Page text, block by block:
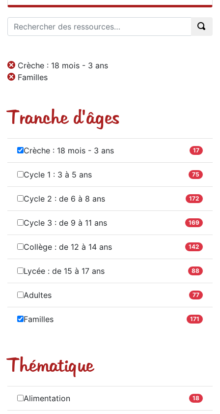
Crèche : 18 mois - 3 ans
Familles
Tranche d'âges
Crèche : 18 mois - 3 ans 17
Cycle 1 : 3 à 5 ans 75
Cycle 2 : de 6 à 8 ans 172
Cycle 3 : de 9 à 11 ans 169
Collège : de 12 à 14 ans 142
Lycée : de 15 à 17 ans 88
Adultes 77
Familles 171
Thématique
Alimentation 18